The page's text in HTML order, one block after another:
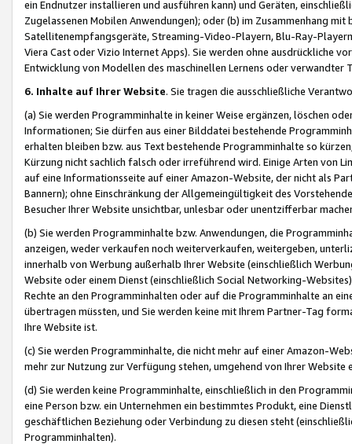
ein Endnutzer installieren und ausführen kann) und Geräten,
Zugelassenen Mobilen Anwendungen); oder (b) im Zusammenhang
Satellitenempfangsgeräte, Streaming-Video-Playern, Blu-Ray-
Viera Cast oder Vizio Internet Apps). Sie werden ohne ausdrückliche
Entwicklung von Modellen des maschinellen Lernens oder
6. Inhalte auf Ihrer Website. Sie tragen die ausschließliche
(a) Sie werden Programminhalte in keiner Weise ergänzen, löschen
Informationen; Sie dürfen aus einer Bilddatei bestehende
erhalten bleiben bzw. aus Text bestehende Programminhalte so
Kürzung nicht sachlich falsch oder irreführend wird. Einige Arten von
auf eine Informationsseite auf einer Amazon-Website, der nicht als
Bannern); ohne Einschränkung der Allgemeingültigkeit des
Besucher Ihrer Website unsichtbar, unlesbar oder unentzifferbar
(b) Sie werden Programminhalte bzw. Anwendungen, die
anzeigen, weder verkaufen noch weiterverkaufen, weitergeben,
innerhalb von Werbung außerhalb Ihrer Website (einschließlich
Website oder einem Dienst (einschließlich Social Networking-
Rechte an den Programminhalten oder auf die Programminhalte an
übertragen müssten, und Sie werden keine mit Ihrem Partner-Tag
Ihre Website ist.
(c) Sie werden Programminhalte, die nicht mehr auf einer Amazon-
mehr zur Nutzung zur Verfügung stehen, umgehend von Ihrer
(d) Sie werden keine Programminhalte, einschließlich in den
eine Person bzw. ein Unternehmen ein bestimmtes Produkt, eine
geschäftlichen Beziehung oder Verbindung zu diesen steht
Programminhalten).